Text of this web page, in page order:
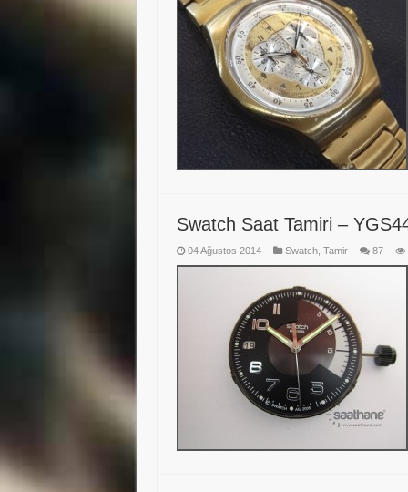
Swatch Saat Tamiri –
04 Ağustos 2014 Swatch, Tamir 87